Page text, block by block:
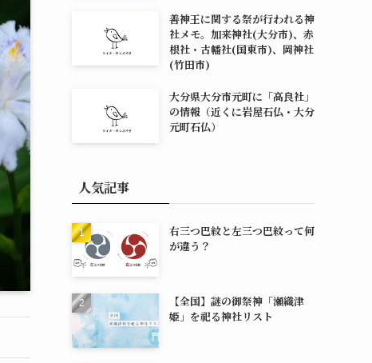
善神王に関する祭が行われる神
社メモ。加来神社(大分市)、赤
根社・古幡社(国東市)、岡神社
(竹田市)
大分県大分市元町に「高良社」
の情報（近くに岩屋石仏・大分
元町石仏）
人気記事
右三つ巴紋と左三つ巴紋って何
が違う？
【全国】謎の御祭神「瀬織津
姫」を祀る神社リスト